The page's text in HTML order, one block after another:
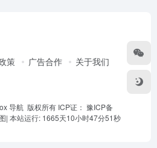
策 广告合作 关于我们
导航 版权所有 ICP证： 豫ICP备
| 本站运行: 1665天10小时47分51秒